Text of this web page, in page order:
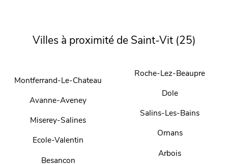
Villes à proximité de Saint-Vit (25)
Montferrand-Le-Chateau
Avanne-Aveney
Miserey-Salines
Ecole-Valentin
Besancon
Roche-Lez-Beaupre
Dole
Salins-Les-Bains
Ornans
Arbois